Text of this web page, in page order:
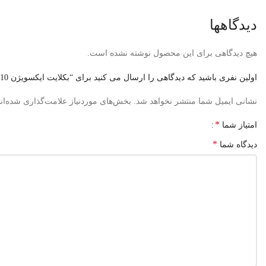
دیدگاهها
هیچ دیدگاهی برای این محصول نوشته نشده است.
اولین نفری باشید که دیدگاهی را ارسال می کنید برای “بکلایت ایکسویژن 49XL615 , 49XL610”
نشانی ایمیل شما منتشر نخواهد شد. بخش‌های موردنیاز علامت‌گذاری
امتیاز شما *
دیدگاه شما *